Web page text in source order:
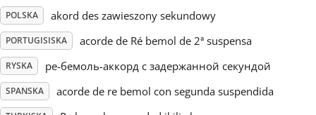
简体中文
繁體中文
POLSKA akord des zawieszony sekundowy
PORTUGISISKA acorde de Ré bemol de 2ª suspensa
RYSKA ре-бемоль-аккорд с задержанной секундой
SPANSKA acorde de re bemol con segunda suspendida